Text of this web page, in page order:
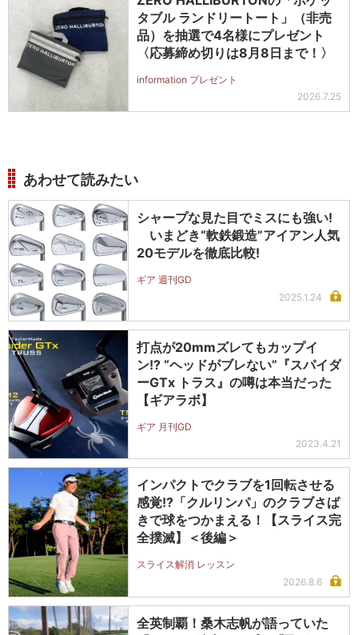
タブル ランドリートート」（非売
品）を抽選で4名様にプレゼント
〈応募締め切りは8月8日まで！〉
information プレゼント
2026.7.25
あわせて読みたい
シャープな見た目でミスにも強い!
いまどき“軟鉄鍛造”アイアン人気
20モデルを徹底比較!
ギア 週刊GD
2025.1.24
打点が20mmズレてもカップイ
ン!? “ヘッドがブレない”『スパイダ
ーGTx トラス』の噂は本当だった
【ギアラボ】
ギア 月刊GD
2023.4.21
インパクトでクラブを1回転させる
感覚!?「クルリンパ」のクラブさば
きで球をつかまえる！【スライス完
全撲滅】＜後編＞
スライス解消 レッスン
2026.8.6
全英制覇！桑木志帆が語っていた